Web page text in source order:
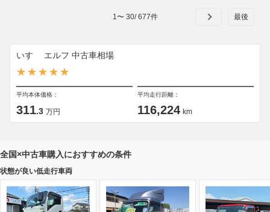
1 〜 30/677件
いすゞ エルフ 中古車相場
平均本体価格：
311.3 万円
平均走行距離：
116,224 km
全国×中古車購入におすすめの条件
状態が良い低走行車両